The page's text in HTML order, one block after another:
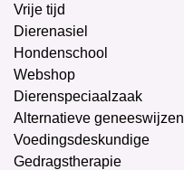
Vrije tijd
Dierenasiel
Hondenschool
Webshop
Dierenspeciaalzaak
Alternatieve geneeswijzen
Voedingsdeskundige
Gedragstherapie